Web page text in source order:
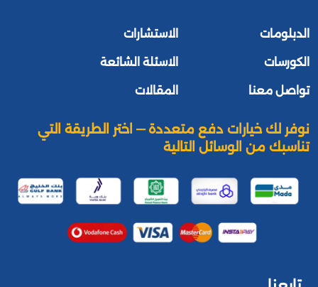
الدبلومات الاستشارات
الكورسات الاسئلة الشائعة
تواصل معنا المقالات
نوفر لك خيارات دفع متعددة — اختر الطريقة التي
تناسبك من الوسائل التالية